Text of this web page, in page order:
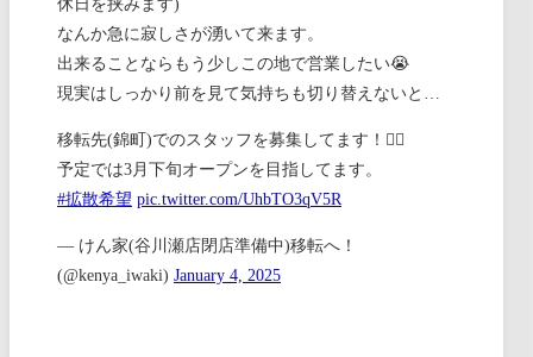
休日を挟みます)
なんか急に寂しさが湧いて来ます。
出来ることならもう少しこの地で営業したい😭
現実はしっかり前を見て気持ちも切り替えないと…
移転先(錦町)でのスタッフを募集してます！🙇‍♂️
予定では3月下旬オープンを目指してます。
#拡散希望 pic.twitter.com/UhbTO3qV5R
— けん家(谷川瀬店閉店準備中)移転へ！
(@kenya_iwaki) January 4, 2025